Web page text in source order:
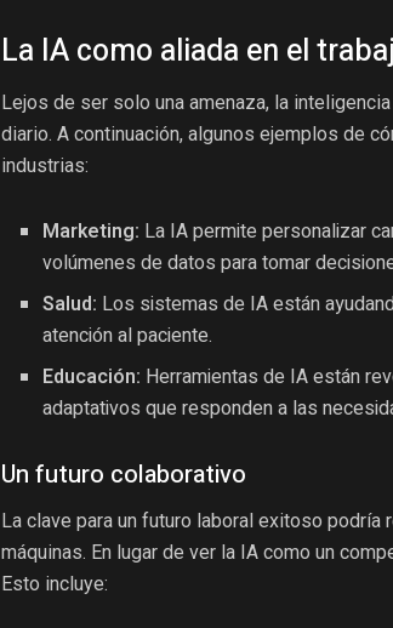
La IA como aliada en el
Lejos de ser solo una amenaza, la
diario. A continuación, algunos ejemplos de
industrias:
Marketing: La IA permite personalizar
volúmenes de datos para tomar
Salud: Los sistemas de IA están
atención al paciente.
Educación: Herramientas de IA están
adaptativos que responden a las
Un futuro colaborativo
La clave para un futuro laboral exitoso
máquinas. En lugar de ver la IA como un
Esto incluye: